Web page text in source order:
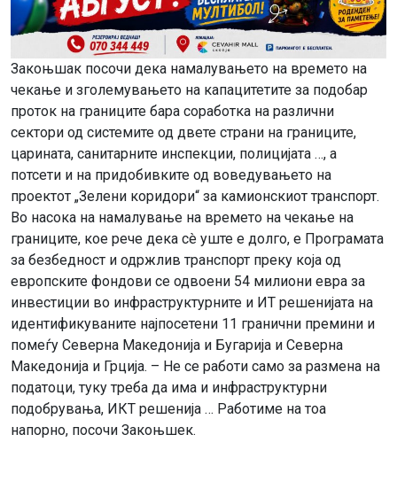
Закоњшак посочи дека намалувањето на времето на
чекање и зголемувањето на капацитетите за подобар
проток на границите бара соработка на различни
сектори од системите од двете страни на границите,
царината, санитарните инспекции, полицијата …, а
потсети и на придобивките од воведувањето на
проектот „Зелени коридори“ за камионскиот транспорт.
Во насока на намалување на времето на чекање на
границите, кое рече дека сè уште е долго, е Програмата
за безбедност и одржлив транспорт преку која од
европските фондови се одвоени 54 милиони евра за
инвестиции во инфраструктурните и ИТ решенијата на
идентификуваните најпосетени 11 гранични премини и
помеѓу Северна Македонија и Бугарија и Северна
Македонија и Грција. – Не се работи само за размена на
податоци, туку треба да има и инфраструктурни
подобрувања, ИКТ решенија … Работиме на тоа
напорно, посочи Закоњшек.